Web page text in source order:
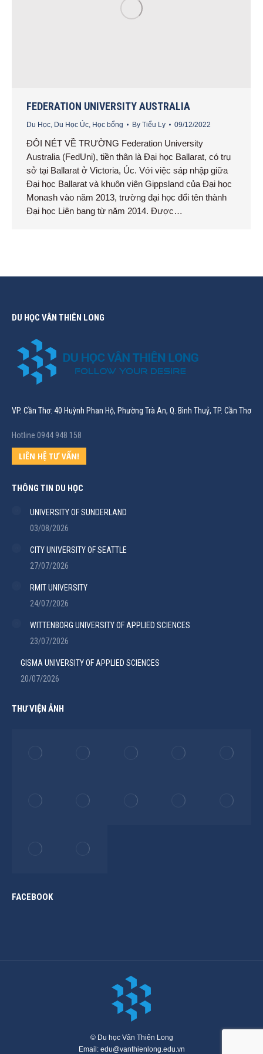
FEDERATION UNIVERSITY AUSTRALIA
Du Học, Du Học Úc, Học bổng By Tiểu Ly 09/12/2022
ĐÔI NÉT VỀ TRƯỜNG Federation University
Australia (FedUni), tiền thân là Đại học Ballarat, có trụ
sở tại Ballarat ở Victoria, Úc. Với việc sáp nhập giữa
Đại học Ballarat và khuôn viên Gippsland của Đại học
Monash vào năm 2013, trường đại học đổi tên thành
Đại học Liên bang từ năm 2014. Được…
DU HỌC VÂN THIÊN LONG
VP. Cần Thơ: 40 Huỳnh Phan Hộ, Phường Trà An, Q. Bình Thuỷ, TP. Cần Thơ
Hotline 0944 948 158
LIÊN HỆ TƯ VẤN!
THÔNG TIN DU HỌC
UNIVERSITY OF SUNDERLAND
03/08/2026
CITY UNIVERSITY OF SEATTLE
27/07/2026
RMIT UNIVERSITY
24/07/2026
WITTENBORG UNIVERSITY OF APPLIED SCIENCES
23/07/2026
GISMA UNIVERSITY OF APPLIED SCIENCES
20/07/2026
THƯ VIỆN ẢNH
FACEBOOK
© Du học Vân Thiên Long
Email: edu@vanthienlong.edu.vn